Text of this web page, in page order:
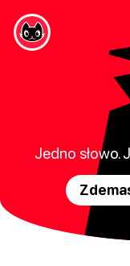
Jedno słowo.